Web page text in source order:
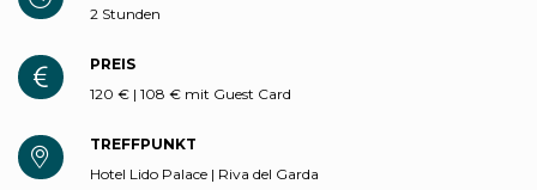
2 Stunden
PREIS
120 € | 108 € mit Guest Card
TREFFPUNKT
Hotel Lido Palace | Riva del Garda